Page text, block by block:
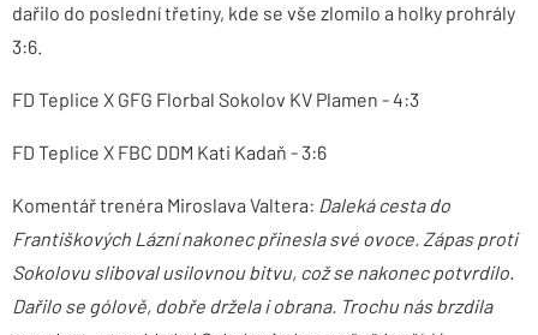
dařilo do poslední třetiny, kde se vše zlomilo a holky prohrály
3:6.
FD Teplice X GFG Florbal Sokolov KV Plamen - 4:3
FD Teplice X FBC DDM Kati Kadaň - 3:6
Komentář trenéra Miroslava Valtera: Daleká cesta do
Františkových Lázní nakonec přinesla své ovoce. Zápas proti
Sokolovu sliboval usilovnou bitvu, což se nakonec potvrdilo.
Dařilo se gólově, dobře držela i obrana. Trochu nás brzdila